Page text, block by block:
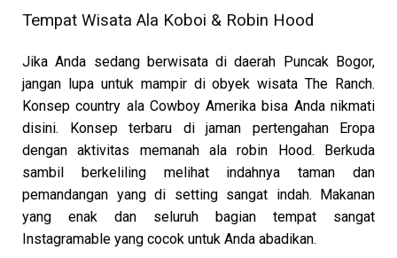
Tempat Wisata Ala Koboi & Robin Hood
Jika Anda sedang berwisata di daerah Puncak Bogor,
jangan lupa untuk mampir di obyek wisata The Ranch.
Konsep country ala Cowboy Amerika bisa Anda nikmati
disini. Konsep terbaru di jaman pertengahan Eropa
dengan aktivitas memanah ala robin Hood. Berkuda
sambil berkeliling melihat indahnya taman dan
pemandangan yang di setting sangat indah. Makanan
yang enak dan seluruh bagian tempat sangat
Instagramable yang cocok untuk Anda abadikan.